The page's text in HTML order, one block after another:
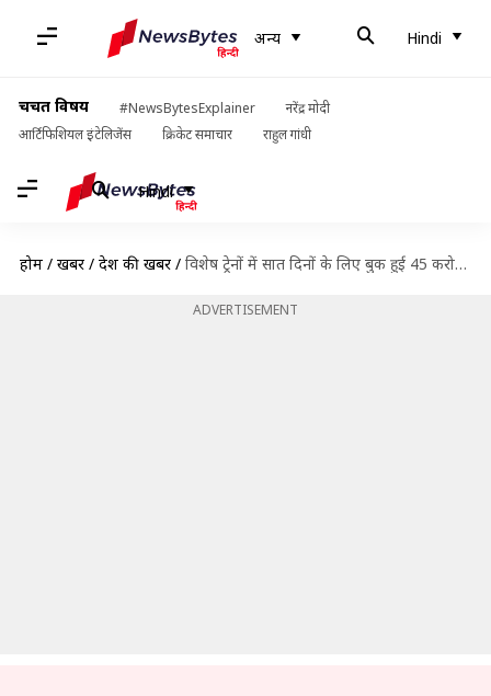
अन्य Hindi
चर्चित विषय #NewsBytesExplainer
नरेंद्र मोदी
आर्टिफिशियल इंटेलिजेंस
क्रिकेट समाचार राहुल गांधी
Hindi
होम / खबरें / देश की खबरें / विशेष ट्रेनों में सात दिनों के लिए बुक हुई 45 करोड़ रुपये की दो लाख टिकटें
ADVERTISEMENT